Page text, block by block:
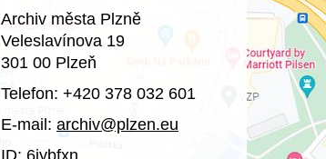
Archiv města Plzně
Veleslavínova 19
301 00 Plzeň
Telefon: +420 378 032 601
E-mail: archiv@plzen.eu
ID: 6iybfxn